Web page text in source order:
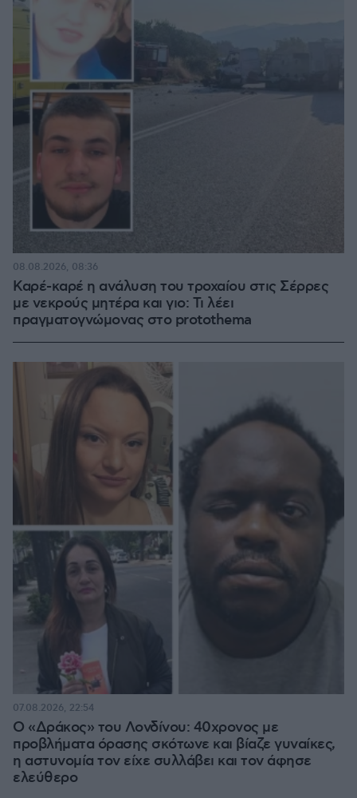
Καρέ-καρέ η ανάλυση του τροχαίου στις Σέρρες
με νεκρούς μητέρα και γιο: Τι λέει
πραγματογνώμονας στο protothema
08.08.2026, 08:36
Ο «Δράκος» του Λονδίνου: 40χρονος με
προβλήματα όρασης σκότωνε και βίαζε γυναίκες,
η αστυνομία τον είχε συλλάβει και τον άφησε
ελεύθερο
07.08.2026, 22:54